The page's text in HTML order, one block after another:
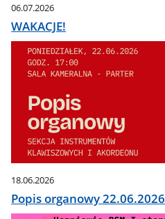
06.07.2026
WAKACJE!
18.06.2026
Popis organowy 22.06.2026